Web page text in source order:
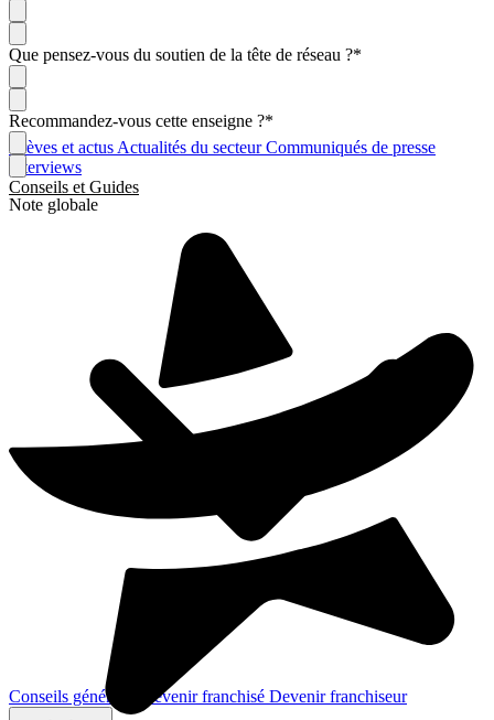
Brèves et actus Actualités du secteurCommuniqués de presse
Interviews
Conseils et Guides
Conseils généraux Devenir franchisé Devenir franchiseur
Que pensez-vous du soutien de la tête de réseau ?*
Recommandez-vous cette enseigne ?*
Note globale